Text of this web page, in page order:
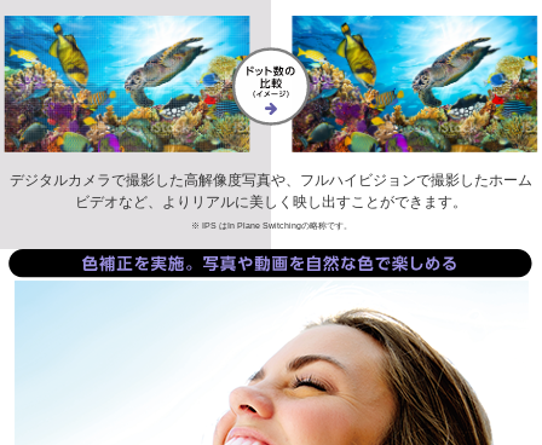
デジタルカメラで撮影した高解像度写真や、フルハイビジョンで撮影したホーム
ビデオなど、よりリアルに美しく映し出すことができます。
※ IPS はIn Plane Switchingの略称です。